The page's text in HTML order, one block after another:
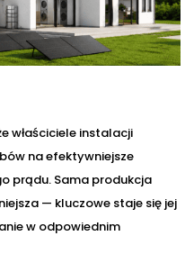
właściciele instalacji
na efektywniejsze
prądu. Sama produkcja
— kluczowe staje się jej
w odpowiednim